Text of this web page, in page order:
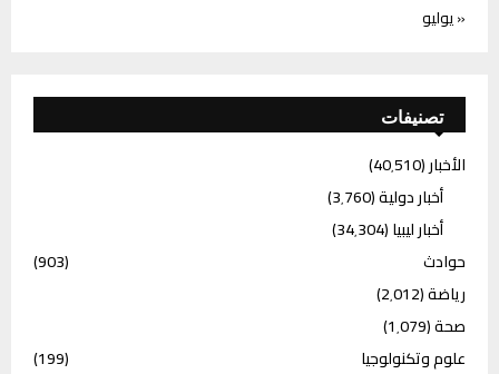
« يوليو
تصنيفات
الأخبار(40٬510)
أخبار دولية(3٬760)
أخبار ليبيا(34٬304)
حوادث
(903)
رياضة(2٬012)
صحة(1٬079)
علوم وتكنولوجيا
(199)